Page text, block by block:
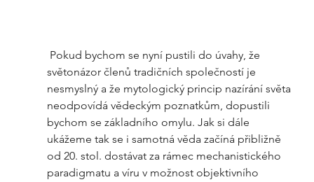
světonázor členů tradičních společností je
nesmyslný a že mytologický princip nazírání světa
neodpovídá vědeckým poznatkům, dopustili
bychom se základního omylu. Jak si dále
ukážeme tak se i samotná věda začíná přibližně
od 20. stol. dostávat za rámec mechanistického
paradigmatu a víru v možnost objektivního